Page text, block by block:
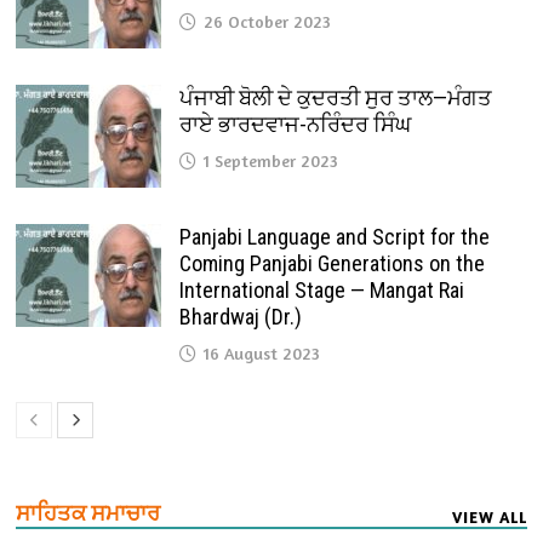
26 October 2023
ਪੰਜਾਬੀ ਬੋਲੀ ਦੇ ਕੁਦਰਤੀ ਸੁਰ ਤਾਲ—ਮੰਗਤ
ਰਾਏ ਭਾਰਦਵਾਜ-ਨਰਿੰਦਰ ਸਿੰਘ
1 September 2023
Panjabi Language and Script for the
Coming Panjabi Generations on the
International Stage — Mangat Rai
Bhardwaj (Dr.)
16 August 2023
ਸਾਹਿਤਕ ਸਮਾਚਾਰ VIEW ALL